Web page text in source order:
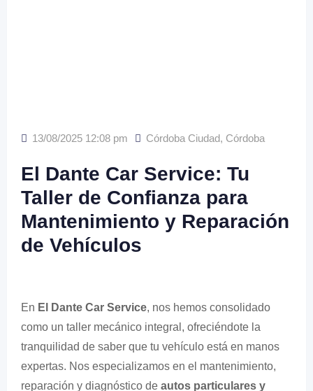
13/08/2025 12:08 pm Córdoba Ciudad, Córdoba
El Dante Car Service: Tu
Taller de Confianza para
Mantenimiento y Reparación
de Vehículos
En El Dante Car Service, nos hemos consolidado
como un taller mecánico integral, ofreciéndote la
tranquilidad de saber que tu vehículo está en manos
expertas. Nos especializamos en el mantenimiento,
reparación y diagnóstico de autos particulares y